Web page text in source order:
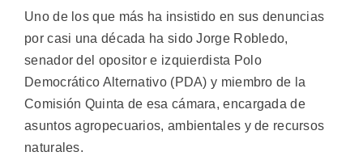
Uno de los que más ha insistido en sus denuncias
por casi una década ha sido Jorge Robledo,
senador del opositor e izquierdista Polo
Democrático Alternativo (PDA) y miembro de la
Comisión Quinta de esa cámara, encargada de
asuntos agropecuarios, ambientales y de recursos
naturales.